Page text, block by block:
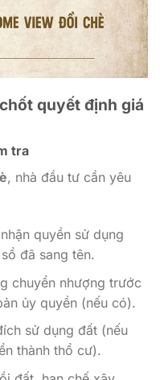
quyết định giá
tra
, nhà đầu tư cần yêu
quyền sử dụng
đã sang tên.
chuyển nhượng trước
ủy quyền (nếu có).
sử dụng đất (nếu
thành thổ cư).